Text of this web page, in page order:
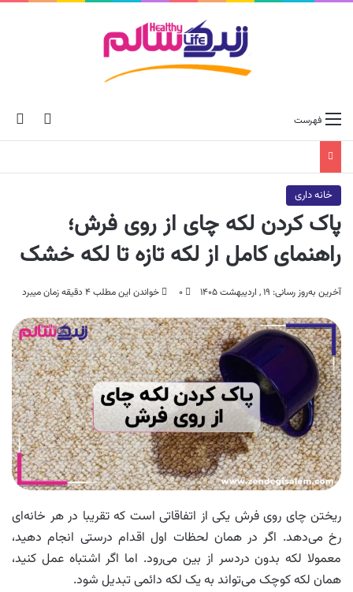
skin فهرست
خانه داری
پاک کردن لکه چای از روی فرش؛
راهنمای کامل از لکه تازه تا لکه خشک
آخرین به‌روز رسانی: ۱۹ , اردیبهشت ۱۴۰۵ ۰ خواندن این مطلب ۴ دقیقه زمان میبرد
ریختن چای روی فرش یکی از اتفاقاتی است که تقریبا در هر خانه‌ای
رخ می‌دهد. اگر در همان لحظات اول اقدام درستی انجام دهید،
معمولا لکه بدون دردسر از بین می‌رود. اما اگر اشتباه عمل کنید،
همان لکه کوچک می‌تواند به یک لکه دائمی تبدیل شود.